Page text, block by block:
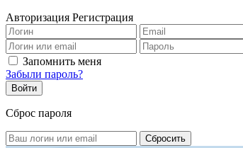
Авторизация Регистрация
Запомнить меня
Забыли пароль?
Сброс пароля